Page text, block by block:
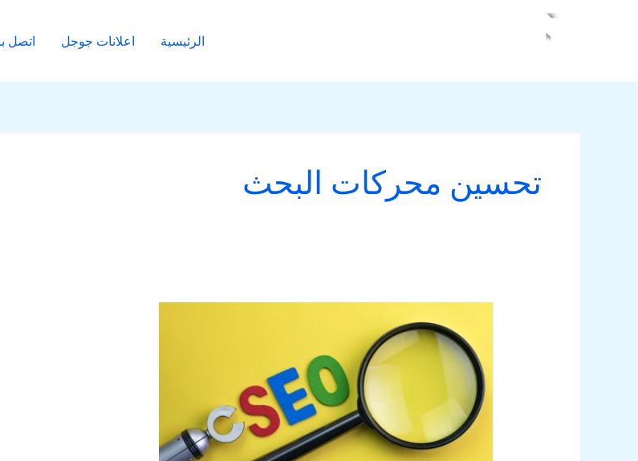
الرئيسية اعلانات جوجل اتصل
تحسين محركات البحث
السيو
كل
ما
تحتاج
معرفته